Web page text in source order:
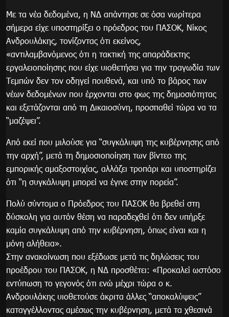
Με τα νέα δεδομένα, η ΝΔ απάντησε σε όσα νωρίτερα
σήμερα είχε υποστηρίξει ο πρόεδρος του ΠΑΣΟΚ, Νίκος
Ανδρουλάκης, τονίζοντας ότι εκείνος,
«αντιλαμβανόμενος ότι η τακτική της απαράδεκτης
εργαλειοποίησης που είχε υιοθετήσει για την τραγωδία των
Τεμπών δεν τον οδηγεί πουθενά, και υπό το βάρος των
νέων δεδομένων που έρχονται στο φως της δημοσιότητας
και εξετάζονται από τη Δικαιοσύνη, προσπαθεί τώρα να τα
“μαζέψει”.
Από εκεί που μιλούσε για “συγκάλυψη της κυβέρνησης από
την αρχή”, μετά τη δημοσιοποίηση των βίντεο της
εμπορικής αμαξοστοιχίας, αλλάζει τροπάρι και υποστηρίζει
ότι “η συγκάλυψη μπορεί να έγινε στην πορεία”.
Πολύ σύντομα ο Πρόεδρος του ΠΑΣΟΚ θα βρεθεί στη
δύσκολη για αυτόν θέση να παραδεχθεί ότι δεν υπήρξε
καμία συγκάλυψη από την κυβέρνηση, όπως είναι και η
μόνη αλήθεια».
Στην ανακοίνωση που εξέδωσε μετά τις δηλώσεις του
προέδρου του ΠΑΣΟΚ, η ΝΔ προσθέτει: «Προκαλεί ωστόσο
εντύπωση το γεγονός ότι ενώ μέχρι τώρα ο κ.
Ανδρουλάκης υιοθετούσε άκριτα άλλες “αποκαλύψεις”
καταγγέλλοντας αμέσως την κυβέρνηση, μετά τα χθεσινά